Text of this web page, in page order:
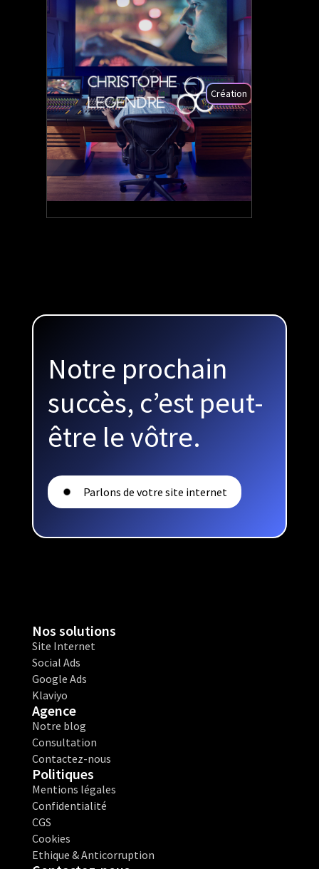
Création
Notre prochain
succès, c’est peut-
être le vôtre.
Parlons de votre site internet
Nos solutions
Site Internet
Social Ads
Google Ads
Klaviyo
Agence
Notre blog
Consultation
Contactez-nous
Politiques
Mentions légales
Confidentialité
CGS
Cookies
Ethique & Anticorruption